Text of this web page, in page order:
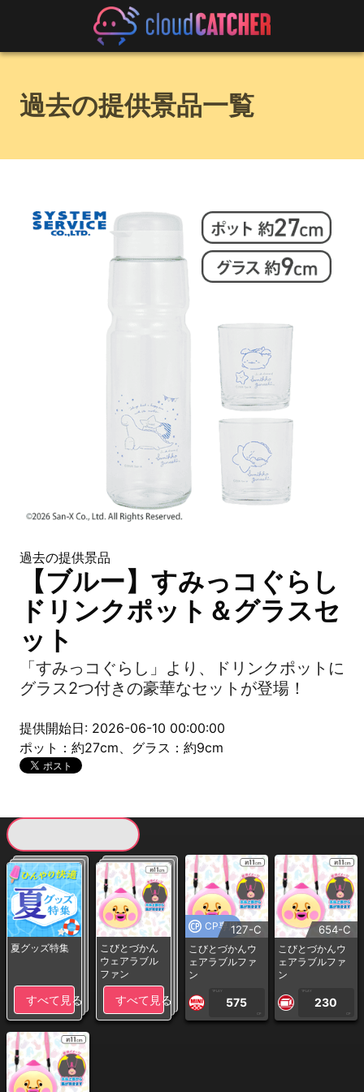
過去の提供景品一覧
過去の提供景品
【ブルー】すみっコぐらし
ドリンクポット＆グラスセ
ット
「すみっコぐらし」より、ドリンクポットに
グラス2つ付きの豪華なセットが登場！
提供開始日: 2026-06-10 00:00:00
ポット：約27cm、グラス：約9cm
夏グッズ特集
すべて見る
こびとづかん
ウェアラブル
ファン
すべて見る
CP専用127-C
こびとづかんウ
ェアラブルファ
ン
1PLAY
575
CP
654-C
こびとづかんウ
ェアラブルファ
ン
1PLAY
230
CP